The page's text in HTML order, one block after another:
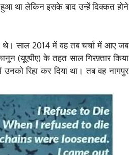
था लेकिन इसके बाद उन्हें दिक्कत होने
थे। साल 2014 में वह तब चर्चा में आए जब
(यूएपीए) के तहत साल गिरफ़्तार किया
रिहा कर दिया था। तब वह नागपुर